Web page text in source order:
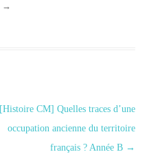
→
[Histoire CM] Quelles traces d’une
occupation ancienne du territoire
français ? Année B →